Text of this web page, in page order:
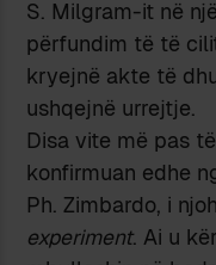
S. Milgram-it në
përfundim të të
kryejnë akte të
ushqejnë urrejtje.
Disa vite më pas
konfirmuan edhe
Ph. Zimbardo, i
experiment. Ai u